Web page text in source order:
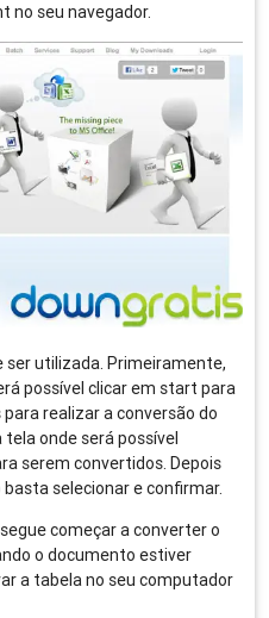
no seu navegador.
ser utilizada. Primeiramente,
possível clicar em start para
realizar a conversão do
onde será possível
serem convertidos. Depois
selecionar e confirmar.
começar a converter o
o documento estiver
a tabela no seu computador